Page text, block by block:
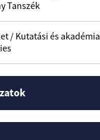
Tanszék
/ Kutatási és